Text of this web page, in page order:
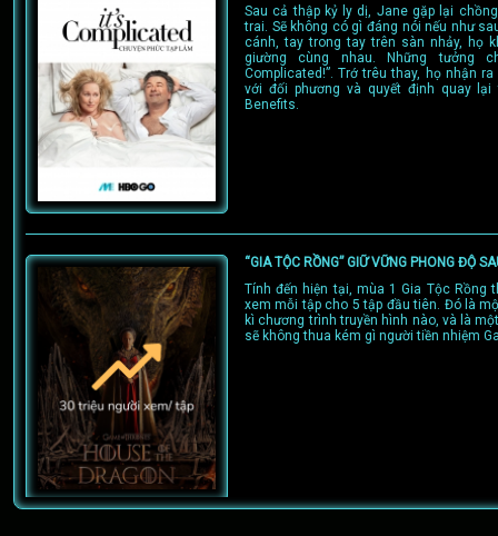
Sau cả thập kỷ ly dị, Jane gặp lại
trai. Sẽ không có gì đáng nói nếu như
cánh, tay trong tay trên sàn nhảy, họ
giường cùng nhau. Những tưởng
Complicated!”. Trớ trêu thay, họ nhận
với đối phương và quyết định quay
Benefits.
“GIA TỘC RỒNG” GIỮ VỮNG PHONG ĐỘ
Tính đến hiện tại, mùa 1 Gia Tộc Rồng
xem mỗi tập cho 5 tập đầu tiên. Đó là
kì chương trình truyền hình nào, và là
sẽ không thua kém gì người tiền nhiệm